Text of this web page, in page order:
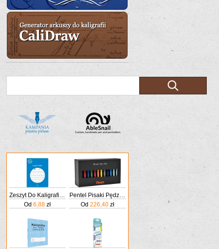
Zeszyt Do Kaligrafii A4 Gatis 16 Linia Nauka Pisan
Od6,88 zł
Pentel Pisaki Pędzelkowe Do Kaligrafii Brush Pen 36szt.
Od226,40 zł